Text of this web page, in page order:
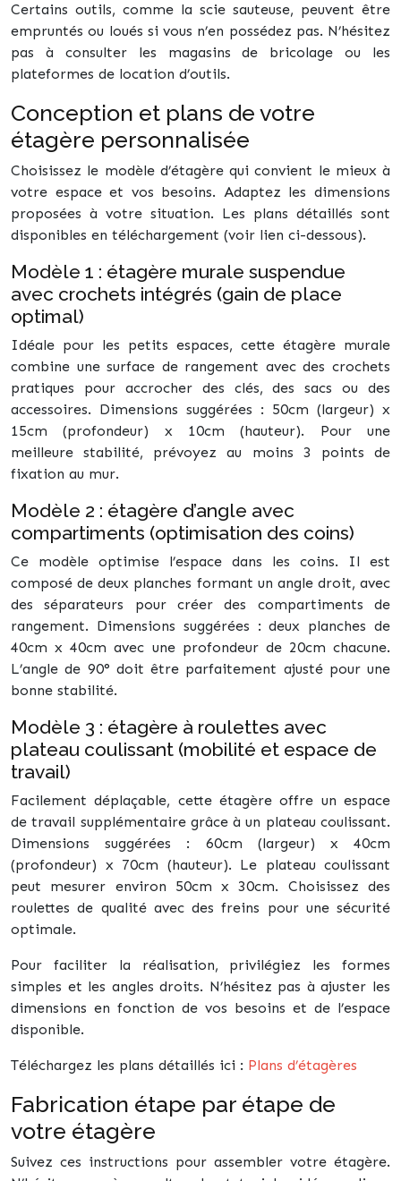
Certains outils, comme la scie sauteuse, peuvent être
empruntés ou loués si vous n’en possédez pas. N’hésitez
pas à consulter les magasins de bricolage ou les
plateformes de location d’outils.
Conception et plans de votre
étagère personnalisée
Choisissez le modèle d’étagère qui convient le mieux à
votre espace et vos besoins. Adaptez les dimensions
proposées à votre situation. Les plans détaillés sont
disponibles en téléchargement (voir lien ci-dessous).
Modèle 1 : étagère murale suspendue
avec crochets intégrés (gain de place
optimal)
Idéale pour les petits espaces, cette étagère murale
combine une surface de rangement avec des crochets
pratiques pour accrocher des clés, des sacs ou des
accessoires. Dimensions suggérées : 50cm (largeur) x
15cm (profondeur) x 10cm (hauteur). Pour une
meilleure stabilité, prévoyez au moins 3 points de
fixation au mur.
Modèle 2 : étagère d’angle avec
compartiments (optimisation des coins)
Ce modèle optimise l’espace dans les coins. Il est
composé de deux planches formant un angle droit, avec
des séparateurs pour créer des compartiments de
rangement. Dimensions suggérées : deux planches de
40cm x 40cm avec une profondeur de 20cm chacune.
L’angle de 90° doit être parfaitement ajusté pour une
bonne stabilité.
Modèle 3 : étagère à roulettes avec
plateau coulissant (mobilité et espace de
travail)
Facilement déplaçable, cette étagère offre un espace
de travail supplémentaire grâce à un plateau coulissant.
Dimensions suggérées : 60cm (largeur) x 40cm
(profondeur) x 70cm (hauteur). Le plateau coulissant
peut mesurer environ 50cm x 30cm. Choisissez des
roulettes de qualité avec des freins pour une sécurité
optimale.
Pour faciliter la réalisation, privilégiez les formes
simples et les angles droits. N’hésitez pas à ajuster les
dimensions en fonction de vos besoins et de l’espace
disponible.
Téléchargez les plans détaillés ici : Plans d’étagères
Fabrication étape par étape de
votre étagère
Suivez ces instructions pour assembler votre étagère.